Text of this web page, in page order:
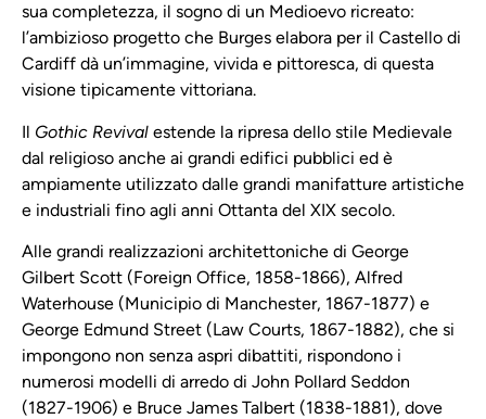
sua completezza, il sogno di un Medioevo ricreato:
l’ambizioso progetto che Burges elabora per il Castello di
Cardiff dà un’immagine, vivida e pittoresca, di questa
visione tipicamente vittoriana.
Il Gothic Revival estende la ripresa dello stile Medievale
dal religioso anche ai grandi edifici pubblici ed è
ampiamente utilizzato dalle grandi manifatture artistiche
e industriali fino agli anni Ottanta del XIX secolo.
Alle grandi realizzazioni architettoniche di George
Gilbert Scott (Foreign Office, 1858-1866), Alfred
Waterhouse (Municipio di Manchester, 1867-1877) e
George Edmund Street (Law Courts, 1867-1882), che si
impongono non senza aspri dibattiti, rispondono i
numerosi modelli di arredo di John Pollard Seddon
(1827-1906) e Bruce James Talbert (1838-1881), dove